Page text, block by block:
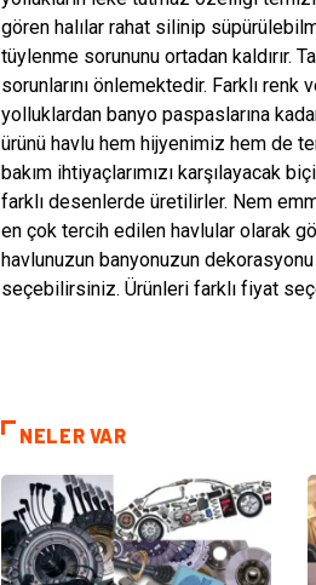
gören halılar rahat silinip
tüylenme sorununu ortadan kaldırır.
sorunlarını önlemektedir. Farklı renk
yolluklardan banyo paspaslarına
ürünü havlu hem hijyenimiz hem de
bakım ihtiyaçlarımızı karşılayacak
farklı desenlerde üretilirler. Nem
en çok tercih edilen havlular olarak
havlunuzun banyonuzun
seçebilirsiniz. Ürünleri farklı fiyat
NELER VAR